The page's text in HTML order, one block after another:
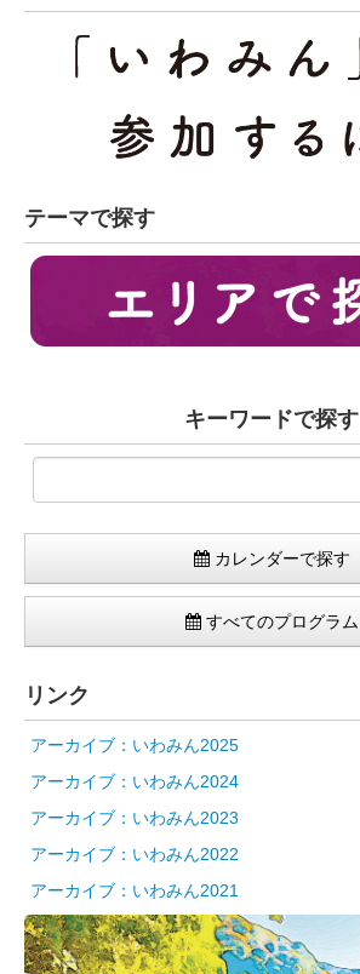
テーマで探す
キーワードで探す
カレンダーで探す
すべてのプログラム
リンク
アーカイブ：いわみん2025
アーカイブ：いわみん2024
アーカイブ：いわみん2023
アーカイブ：いわみん2022
アーカイブ：いわみん2021